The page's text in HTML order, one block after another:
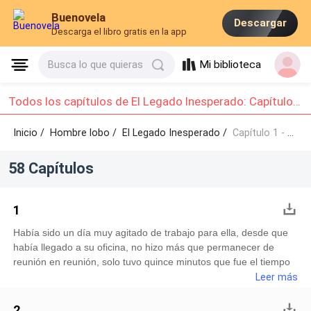
Buenovela
Descarga el libro gratis en la app
Descargar
Busca lo que quieras Mi biblioteca
Todos los capítulos de El Legado Inesperado: Capítulo 1 - Capítulo 10
Inicio / Hombre lobo/El Legado Inesperado / Capítulo 1 - Capítulo 10
58 Capítulos
1
Había sido un día muy agitado de trabajo para ella, desde que
había llegado a su oficina, no hizo más que permanecer de
reunión en reunión, solo tuvo quince minutos que fue el tiempo
que utilizó para su hora del almuerzo.De hecho, fue tan agitado
siquiera descansar para irse a la cafetería a respirar otro aire
Leer más